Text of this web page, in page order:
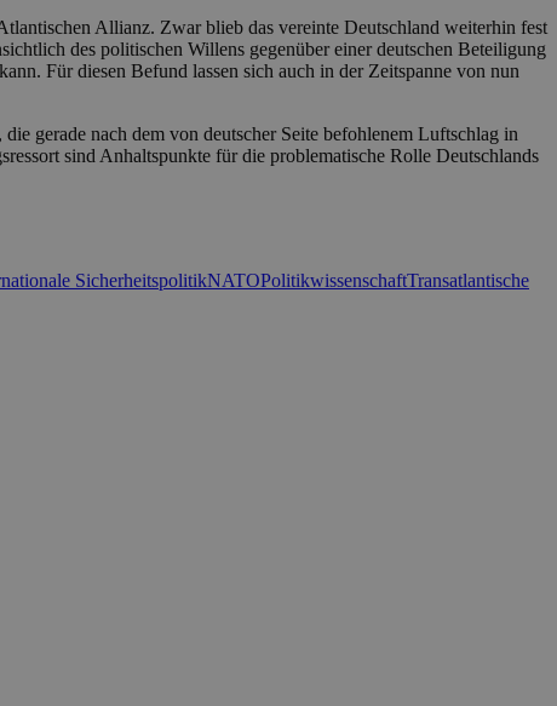
Allianz. Zwar blieb das vereinte Deutschland weiterhin fest
des politischen Willens gegenüber einer deutschen Beteiligung
Für diesen Befund lassen sich auch in der Zeitspanne von nun
gerade nach dem von deutscher Seite befohlenem Luftschlag in
sind Anhaltspunkte für die problematische Rolle Deutschlands
SicherheitspolitikNATOPolitikwissenschaftTransatlantische